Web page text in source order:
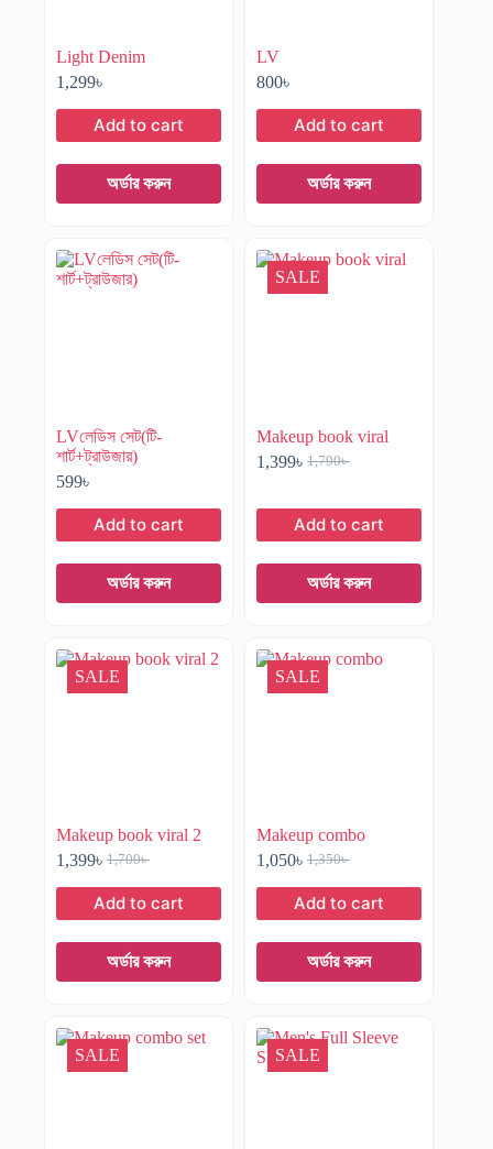
Light Denim
1,299৳
Add to cart
অর্ডার করুন
LV
800৳
Add to cart
অর্ডার করুন
LVলেডিস সেট(টি-
শার্ট+ট্রাউজার)
599৳
Add to cart
অর্ডার করুন
SALE
Makeup book viral
1,790৳
1,399৳
Add to cart
অর্ডার করুন
SALE
Makeup book viral 2
1,700৳
1,399৳
Add to cart
অর্ডার করুন
SALE
Makeup combo
1,350৳
1,050৳
Add to cart
অর্ডার করুন
SALE SALE